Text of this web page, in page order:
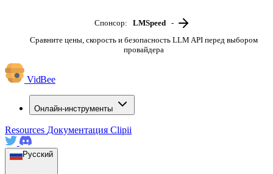
Спонсор: LMSpeed -
Сравните цены, скорость и безопасность LLM API перед выбором
провайдера
VidBee
Онлайн-инструменты
Resources Документация Clipii
Русский